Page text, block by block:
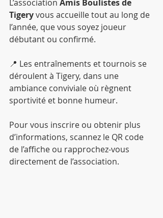
L’association Amis Boulistes de
Tigery vous accueille tout au long de
l’année, que vous soyez joueur
débutant ou confirmé.
📍 Les entraînements et tournois se
déroulent à Tigery, dans une
ambiance conviviale où règnent
sportivité et bonne humeur.
Pour vous inscrire ou obtenir plus
d’informations, scannez le QR code
de l’affiche ou rapprochez-vous
directement de l’association.